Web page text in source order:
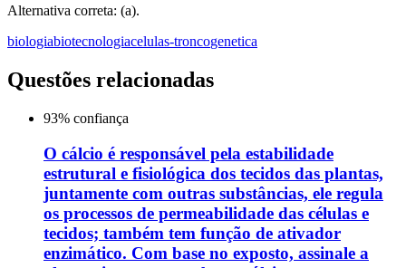
Alternativa correta: (a).
biologiabiotecnologiacelulas-troncogenetica
Questões relacionadas
93% confiança
O cálcio é responsável pela estabilidade
estrutural e fisiológica dos tecidos das plantas,
juntamente com outras substâncias, ele regula
os processos de permeabilidade das células e
tecidos; também tem função de ativador
enzimático. Com base no exposto, assinale a